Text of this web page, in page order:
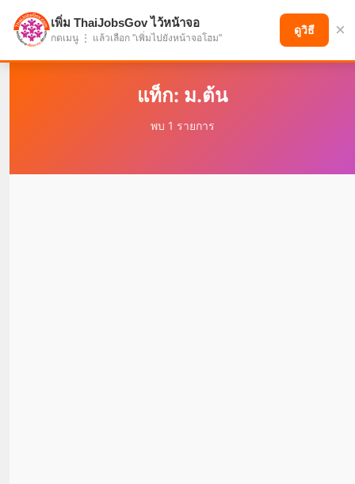
แบ่งปันโอกาส เพื่ออนาคตที่ก้าวหน้า
แท็ก: ม.ต้น
พบ 1 รายการ
เพิ่ม ThaiJobsGov ไว้หน้าจอ
กดเมนู ⋮ แล้วเลือก "เพิ่มไปยังหน้าจอโฮม"
ดูวิธี ×